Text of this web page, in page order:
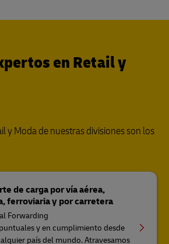
en Retail y
y Moda de nuestras divisiones son los
de carga por vía aérea,
ferroviaria y por carretera
Forwarding
y en cumplimiento desde
país del mundo. Atravesamos